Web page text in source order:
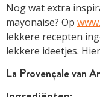
Nog wat extra
mayonaise? Op
lekkere recepten
lekkere ideetjes.
La Provençale van